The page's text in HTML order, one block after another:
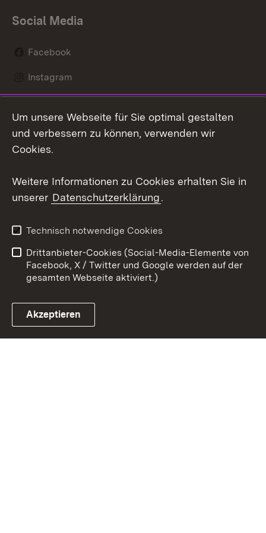
Social Media
Facebook
Instagram
Mastodon
Youtube
Link zum Landesportal
Kontakt
Datenschutz
Barrierefreiheit
Impressum Cookies
Um unsere Webseite für Sie optimal gestalten
und verbessern zu können, verwenden wir
Cookies.
Weitere Informationen zu Cookies erhalten Sie in
unserer Datenschutzerklärung.
Technisch notwendige Cookies
Drittanbieter-Cookies (Social-Media-Elemente von
Facebook, X / Twitter und Google werden auf der
gesamten Webseite aktiviert.)
Akzeptieren